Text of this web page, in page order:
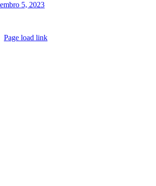
5, 2023
Page load link